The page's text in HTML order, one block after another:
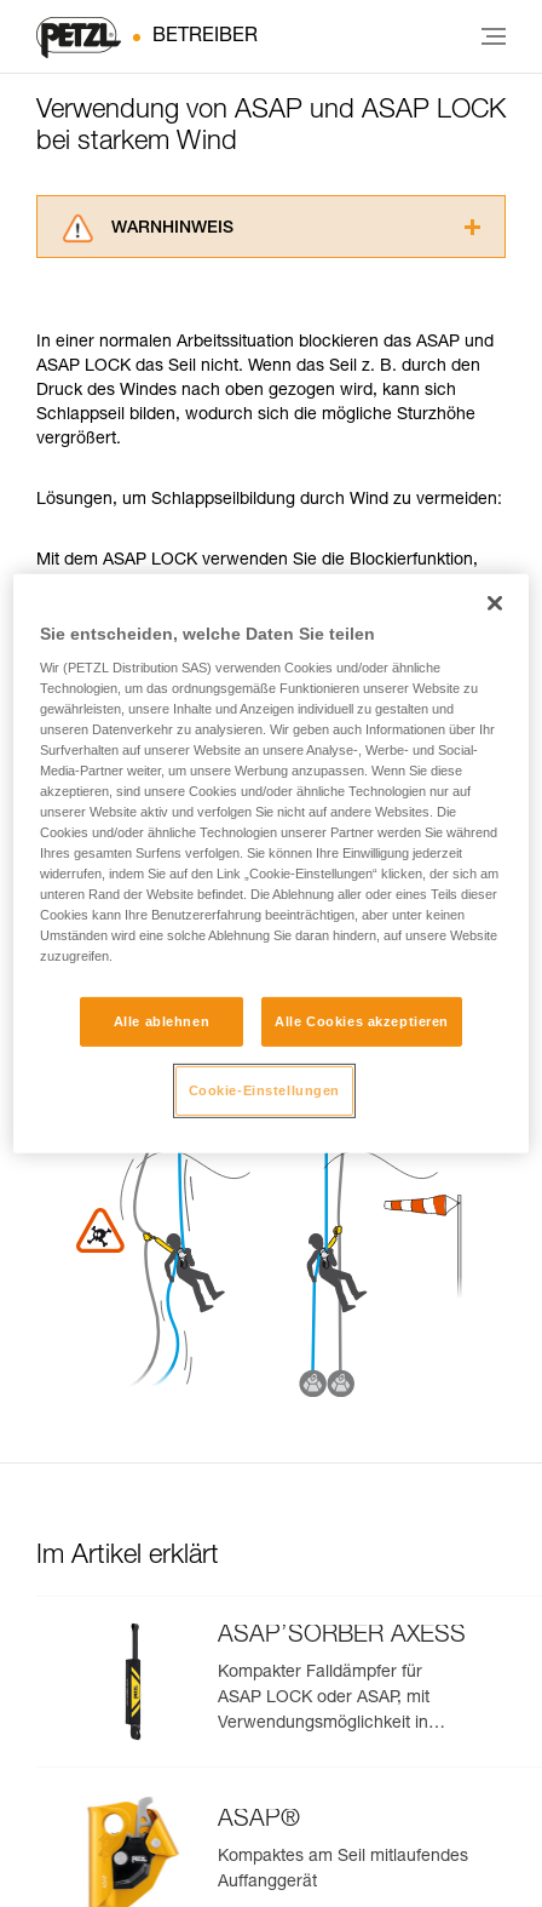
BETREIBER
Verwendung von ASAP und ASAP LOCK
bei starkem Wind
WARNHINWEIS
ziehen. Um diese Zusatzinformationen
verstehen zu können, müssen Sie zuerst die in
der Gebrauchsanweisung enthaltenen
Informationen richtig verstanden haben.
Die Beherrschung dieser Techniken setzt eine
Training voraus. Prüfen Sie zusammen mit
Sie ihn eigenständig durchführen.
noch andere Techniken, die hier nicht
beschrieben werden.
In einer normalen Arbeitssituation blockieren das ASAP und
ASAP LOCK das Seil nicht. Wenn das Seil z. B. durch den
Druck des Windes nach oben gezogen wird, kann sich
Schlappseil bilden, wodurch sich die mögliche Sturzhöhe
vergrößert.
Lösungen, um Schlappseilbildung durch Wind zu vermeiden:
Mit dem ASAP LOCK verwenden Sie die Blockierfunktion,
Aufstieg der anwendenden Person wird durch diese Funktion
nicht behindert.
Mit dem ASAP, das keine Blockierfunktion hat, können
andere Techniken angewendet werden:
Halten des Seils von einem Teammitglied am Boden
Gewicht am Seilende
Befestigen des Seilendes an einem Anschlagpunkt
Alle drei Optionen müssen im Rahmen des Rettungsplans
überprüft werden. In jedem Fall ist für jede Situation eine
spezielle Gefährdungsbeurteilung durchzuführen.
Im Artikel erklärt
ASAP’SORBER AXESS
Kompakter Falldämpfer für
ASAP LOCK oder ASAP, mit
Verwendungsmöglichkeit in
ASAP®
Kompaktes am Seil mitlaufendes
Auffanggerät
Sie entscheiden, welche Daten Sie teilen
Wir (PETZL Distribution SAS) verwenden Cookies und/oder ähnliche
Technologien, um das ordnungsgemäße Funktionieren unserer Website zu
gewährleisten, unsere Inhalte und Anzeigen individuell zu gestalten und
unseren Datenverkehr zu analysieren. Wir geben auch Informationen über Ihr
Surfverhalten auf unserer Website an unsere Analyse-, Werbe- und Social-
Media-Partner weiter, um unsere Werbung anzupassen. Wenn Sie diese
akzeptieren, sind unsere Cookies und/oder ähnliche Technologien nur auf
unserer Website aktiv und verfolgen Sie nicht auf andere Websites. Die
Cookies und/oder ähnliche Technologien unserer Partner werden Sie während
Ihres gesamten Surfens verfolgen. Sie können Ihre Einwilligung jederzeit
widerrufen, indem Sie auf den Link „Cookie-Einstellungen“ klicken, der sich am
unteren Rand der Website befindet. Die Ablehnung aller oder eines Teils dieser
Cookies kann Ihre Benutzererfahrung beeinträchtigen, aber unter keinen
Umständen wird eine solche Ablehnung Sie daran hindern, auf unsere Website
zuzugreifen.
Alle ablehnen Alle Cookies akzeptieren
Cookie-Einstellungen